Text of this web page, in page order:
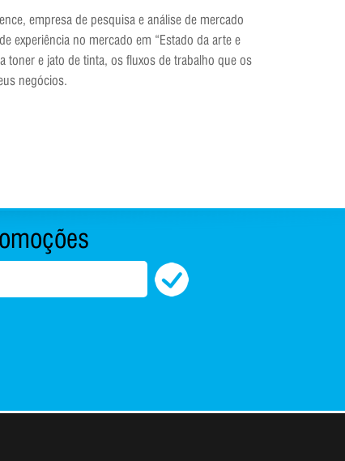
empresa de pesquisa e análise de mercado
experiência no mercado em “Estado da arte e
toner e jato de tinta, os fluxos de trabalho que os
negócios.